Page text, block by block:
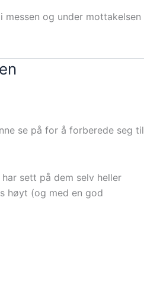
og under mottakelsen
se på for å forberede seg til
sett på dem selv heller
høyt (og med en god